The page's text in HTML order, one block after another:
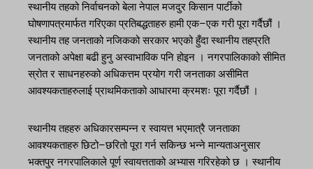
स्थानीय तहको निर्वाचनको बेला नेपाल मजदुर किसान पार्टीको
घोषणापत्रमार्फत गरिएका प्रतिबद्धताहरु हामी एक–एक गरी पूरा गर्दैछौं ।
स्थानीय तह जनताको नजिकको सरकार भएको हुँदा स्थानीय तहप्रति
जनताको अपेक्षा बढी हुनु अस्वाभाविक पनि होइन । नगरपालिकाको सीमित
स्रोत र साधनहरुको अधिकत्तम प्रयोग गरी जनताका असीमित
आवश्यकताहरुलाई प्राथमिकताको आधारमा क्रमशः पूरा गर्दैछौं ।
स्थानीय तहहरु अधिकारसम्पन्न र स्वायत्त भएमात्रै जनताका
आवश्यकताहरु छिटो–छरितो पूरा गर्न सकिन्छ भन्ने मान्यताअनुसार
भक्तपुर नगरपालिकाले पूर्ण स्वायत्तताको अभ्यास गरिरहेको छ । स्थानीय